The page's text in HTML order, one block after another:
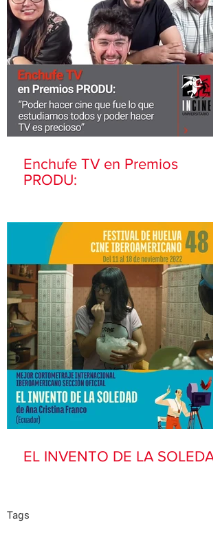
Enchufe TV en Premios
PRODU:
EL INVENTO DE LA SOLEDAD
Tags